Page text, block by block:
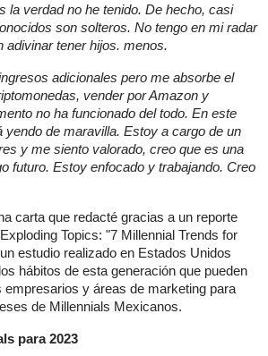
la verdad no he tenido. De hecho, casi
son solteros. No tengo en mi radar
adivinar tener hijos. menos.
adicionales pero me absorbe el
vender por Amazon y
no ha funcionado del todo. En este
yendo de maravilla. Estoy a cargo de un
y me siento valorado, creo que es una
futuro. Estoy enfocado y trabajando. Creo
carta que redacté gracias a un reporte
Topics: "7 Millennial Trends for
estudio realizado en Estados Unidos
hábitos de esta generación que pueden
empresarios y áreas de marketing para
de Millennials Mexicanos.
para 2023